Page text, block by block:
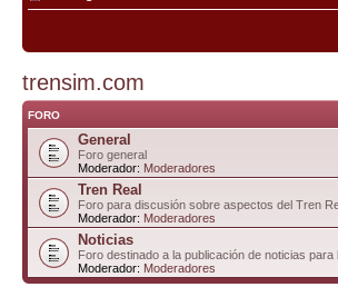
trensim.com
FORO
General
Foro general
Moderador: Moderadores
Tren Real
Foro para discusión sobre aspectos del Tren
Moderador: Moderadores
Noticias
Foro destinado a la publicación de noticias
Moderador: Moderadores